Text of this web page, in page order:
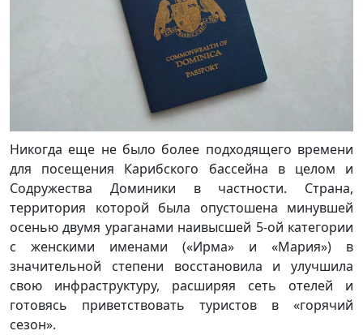
Никогда еще не было более подходящего времени
для посещения Карибского бассейна в целом и
Содружества Доминики в частности. Страна,
территория которой была опустошена минувшей
осенью двумя ураганами наивысшей 5-ой категории
с женскими именами («Ирма» и «Мария») в
значительной степени восстановила и улучшила
свою инфраструктуру, расширяя сеть отелей и
готовясь приветствовать туристов в «горячий
сезон».